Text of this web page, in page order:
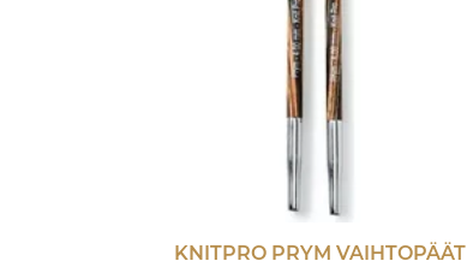
KNITPRO PRYM VAIHTOPÄÄT